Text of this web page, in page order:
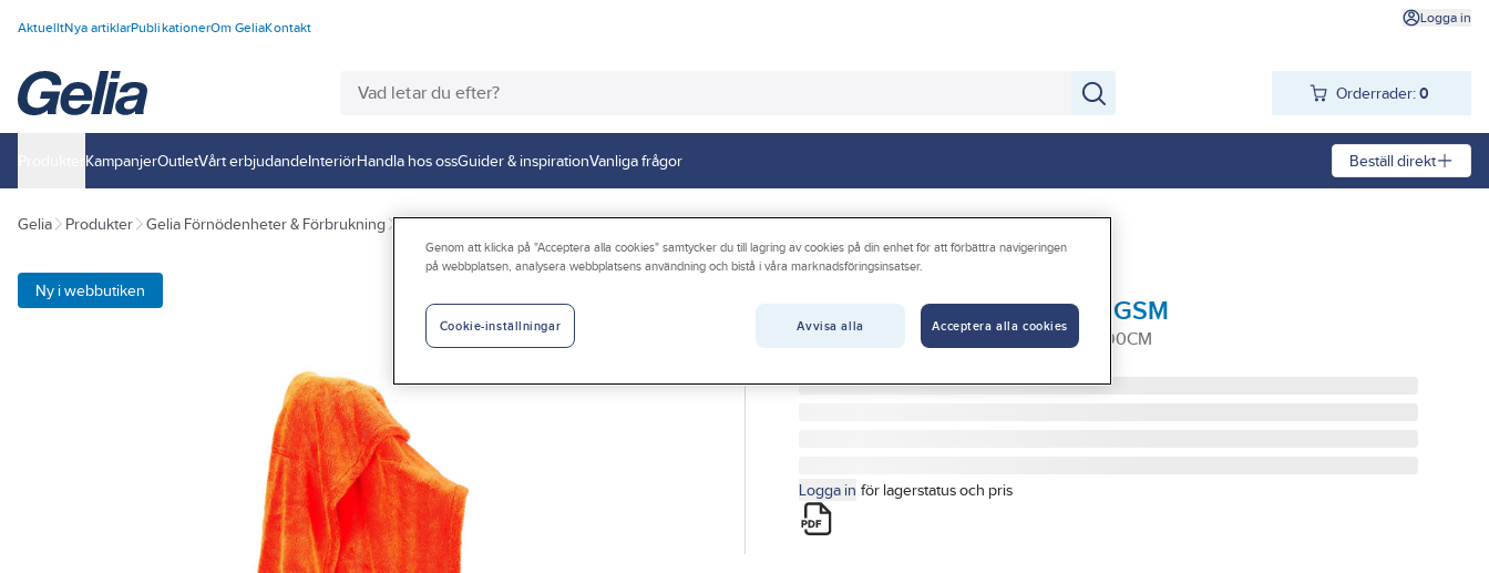
AktuelltNya artiklarPublikationerOm GeliaKontakt
Logga in
Orderrader: 0
KampanjerOutletVårt erbjudandeInteriörHandla hos ossGuider & inspirationVanliga frågor Beställ direkt
Gelia Produkter Gelia Förnödenheter & Förbrukning Rengöring och städ Städredskap och tillbehör Dukar
Ny i webbutiken
Torkduk RW exklusiv 1400 GSM
TORKDUK RW EXKLUSIV 1400GSM 70X90CM
Logga in för lagerstatus och pris
Genom att klicka på "Acceptera alla cookies" samtycker du till lagring av cookies på din enhet för att förbättra navigeringen
på webbplatsen, analysera webbplatsens användning och bistå i våra marknadsföringsinsatser.
Avvisa alla Acceptera alla cookies
Cookie-inställningar